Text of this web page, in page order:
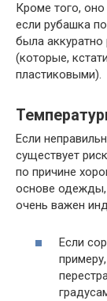
Кроме того,
если рубашка
была аккуратно
(которые,
пластиковыми).
Если
существует
по причине
основе одежды,
очень важен
Если